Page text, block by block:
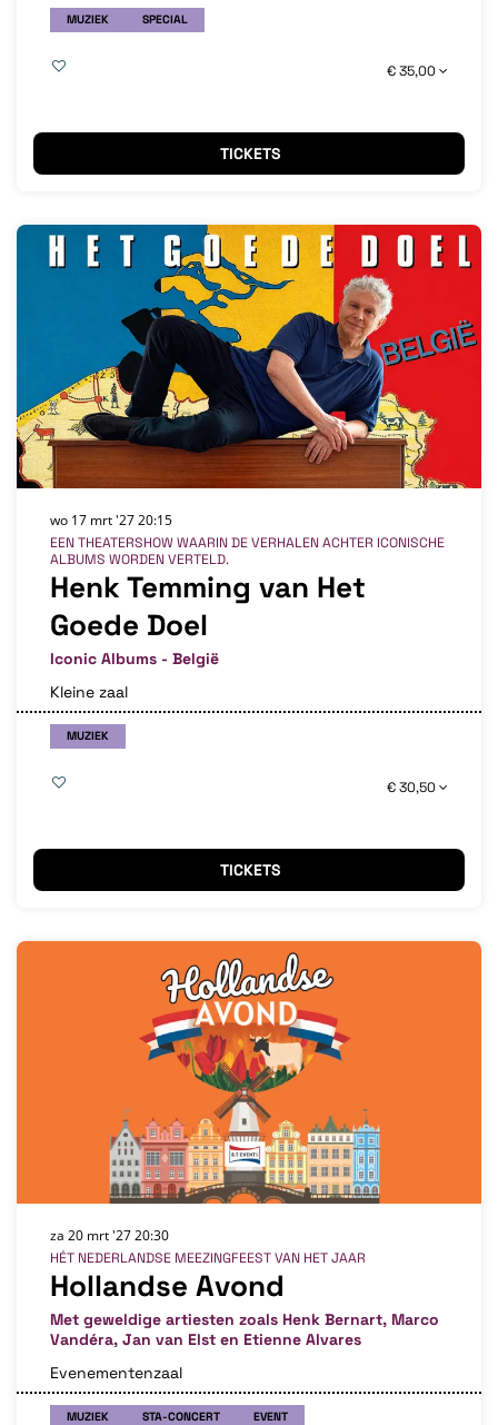
MUZIEK SPECIAL
€ 35,00
TICKETS
Henk Temming van Het
Goede Doel
Iconic Albums - België
EEN THEATERSHOW WAARIN DE VERHALEN ACHTER ICONISCHE
ALBUMS WORDEN VERTELD.
wo 17 mrt '2720:15
Kleine zaal
MUZIEK
€ 30,50
TICKETS
Hollandse Avond
Met geweldige artiesten zoals Henk Bernart, Marco
Vandéra, Jan van Elst en Etienne Alvares
HÉT NEDERLANDSE MEEZINGFEEST VAN HET JAAR
za 20 mrt '2720:30
Evenementenzaal
MUZIEK STA-CONCERT EVENT